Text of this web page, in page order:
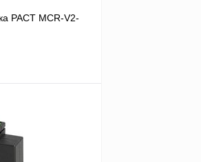
PACT MCR-V2-
Сравнение